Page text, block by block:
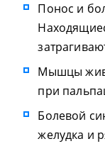
Понос и
Мышцы
при
Болевой
желудка и